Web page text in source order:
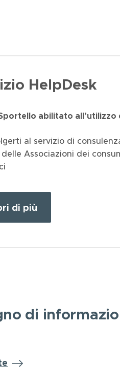
HelpDesk
abilitato all’utilizzo
al servizio di
delle Associazioni dei
di più
di